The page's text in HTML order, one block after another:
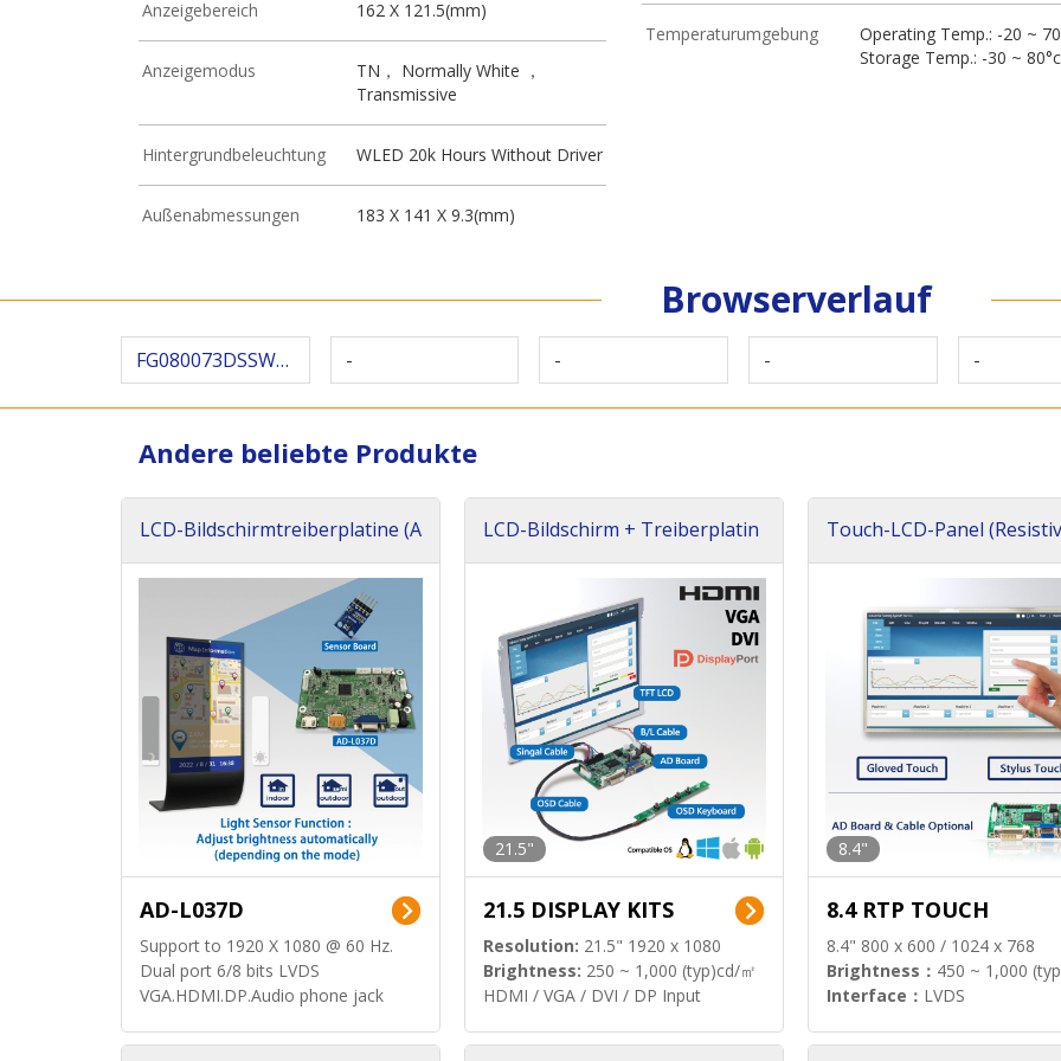
Anzeigebereich 162 X 121.5(mm)
Anzeigemodus
TN， Normally White ，
Transmissive
Hintergrundbeleuchtung WLED 20k Hours Without Driver
Außenabmessungen 183 X 141 X 9.3(mm)
Temperaturumgebung
Operating Temp.: -20 ~
Storage Temp.: -30 ~
Browserverlauf
FG080073DSSWBG01 - - - -
Andere beliebte Produkte
LCD-Bildschirmtreiberplatine (A
AD-L037D
Support to 1920 X 1080 @ 60 Hz.
Dual port 6/8 bits LVDS
VGA.HDMI.DP.Audio phone jack
LCD-Bildschirm + Treiberplatin
21.5"
21.5 DISPLAY KITS
Resolution: 21.5" 1920 x 1080
Brightness: 250 ~ 1,000 (typ)cd/㎡
HDMI / VGA / DVI / DP Input
Touch-LCD-Panel
8.4"
8.4 RTP TOUCH
8.4" 800 x 600 / 1024 x 768
Brightness： 450 ~ 1,000
Interface： LVDS